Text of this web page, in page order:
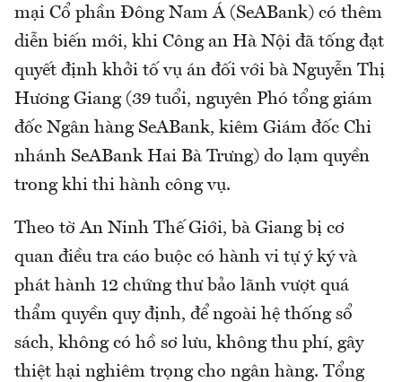
mại Cổ phần Đông Nam Á (SeABank) có thêm
diễn biến mới, khi Công an Hà Nội đã tống đạt
quyết định khởi tố vụ án đối với bà Nguyễn Thị
Hương Giang (39 tuổi, nguyên Phó tổng giám
đốc Ngân hàng SeABank, kiêm Giám đốc Chi
nhánh SeABank Hai Bà Trưng) do lạm quyền
trong khi thi hành công vụ.
Theo tờ An Ninh Thế Giới, bà Giang bị cơ
quan điều tra cáo buộc có hành vi tự ý ký và
phát hành 12 chứng thư bảo lãnh vượt quá
thẩm quyền quy định, để ngoài hệ thống sổ
sách, không có hồ sơ lưu, không thu phí, gây
thiệt hại nghiêm trọng cho ngân hàng. Tổng